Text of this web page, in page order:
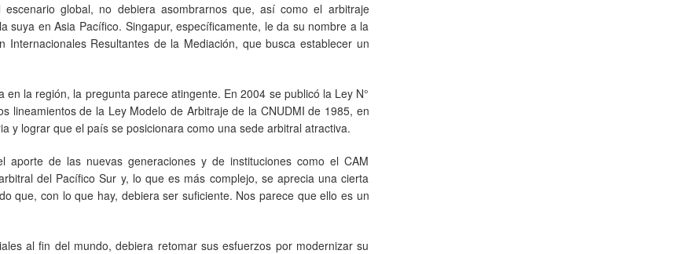
global, no debiera asombrarnos que, así como el arbitraje
suya en Asia Pacífico. Singapur, específicamente, le da su nombre a la
Resultantes de la Mediación, que busca establecer un
la región, la pregunta parece atingente. En 2004 se publicó la Ley N°
lineamientos de la Ley Modelo de Arbitraje de la CNUDMI de 1985, en
y lograr que el país se posicionara como una sede arbitral atractiva.
aporte de las nuevas generaciones y de instituciones como el CAM
del Pacífico Sur y, lo que es más complejo, se aprecia una cierta
que, con lo que hay, debiera ser suficiente. Nos parece que ello es un
al fin del mundo, debiera retomar sus esfuerzos por modernizar su